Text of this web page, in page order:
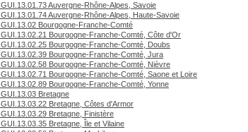
GUI.13.01.73 Auvergne-Rhône-Alpes, Savoie
GUI.13.01.74 Auvergne-Rhône-Alpes, Haute-Savoie
GUI.13.02 Bourgogne-Franche-Comté
GUI.13.02.21 Bourgogne-Franche-Comté, Côte d'Or
GUI.13.02.25 Bourgogne-Franche-Comté, Doubs
GUI.13.02.39 Bourgogne-Franche-Comté, Jura
GUI.13.02.58 Bourgogne-Franche-Comté, Nièvre
GUI.13.02.71 Bourgogne-Franche-Comté, Saone et Loire
GUI.13.02.89 Bourgogne-Franche-Comté, Yonne
GUI.13.03 Bretagne
GUI.13.03.22 Bretagne, Côtes d'Armor
GUI.13.03.29 Bretagne, Finistère
GUI.13.03.35 Bretagne, Île et Vilaine